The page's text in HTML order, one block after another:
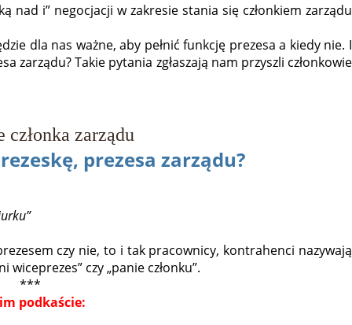
nad i” negocjacji w zakresie stania się członkiem zarządu
dla nas ważne, aby pełnić funkcję prezesa a kiedy nie. I
zarządu? Takie pytania zgłaszają nam przyszli członkowie
członka zarządu
prezesa zarządu?
czy nie, to i tak pracownicy, kontrahenci nazywają
wiceprezes” czy „panie członku”.
***
podkaście: